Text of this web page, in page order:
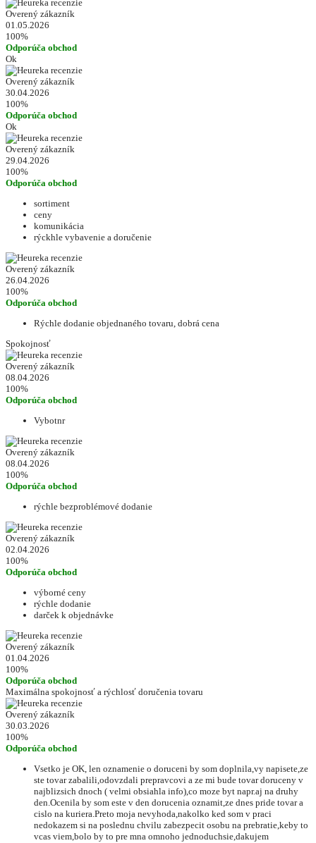
Overený zákazník
01.05.2026
100%
Odporúča obchod
Ok
Overený zákazník
30.04.2026
100%
Odporúča obchod
Ok
Overený zákazník
29.04.2026
100%
Odporúča obchod
sortiment
ceny
komunikácia
rýckhle vybavenie a doručenie
Overený zákazník
26.04.2026
100%
Odporúča obchod
Rýchle dodanie objednaného tovaru, dobrá cena
Spokojnosť
Overený zákazník
08.04.2026
100%
Odporúča obchod
Vybotnr
Overený zákazník
08.04.2026
100%
Odporúča obchod
rýchle bezproblémové dodanie
Overený zákazník
02.04.2026
100%
Odporúča obchod
výborné ceny
rýchle dodanie
darček k objednávke
Overený zákazník
01.04.2026
100%
Odporúča obchod
Maximálna spokojnosť a rýchlosť doručenia tovaru
Overený zákazník
30.03.2026
100%
Odporúča obchod
Vsetko je OK, len oznamenie o doruceni by som doplnila,vy napisete,ze
ste tovar zabalili,odovzdali prepravcovi a ze mi bude tovar doruceny v
najblizsich dnoch ( velmi obsiahla info),co moze byt napr.aj na druhy
den.Ocenila by som este v den dorucenia oznamit,ze dnes pride tovar a
cislo na kuriera.Preto moja nevyhoda,nakolko ked som v praci
nedokazem si na poslednu chvilu zabezpecit osobu na prebratie,keby to
vcas viem,bolo by to pre mna omnoho jednoduchsie,dakujem